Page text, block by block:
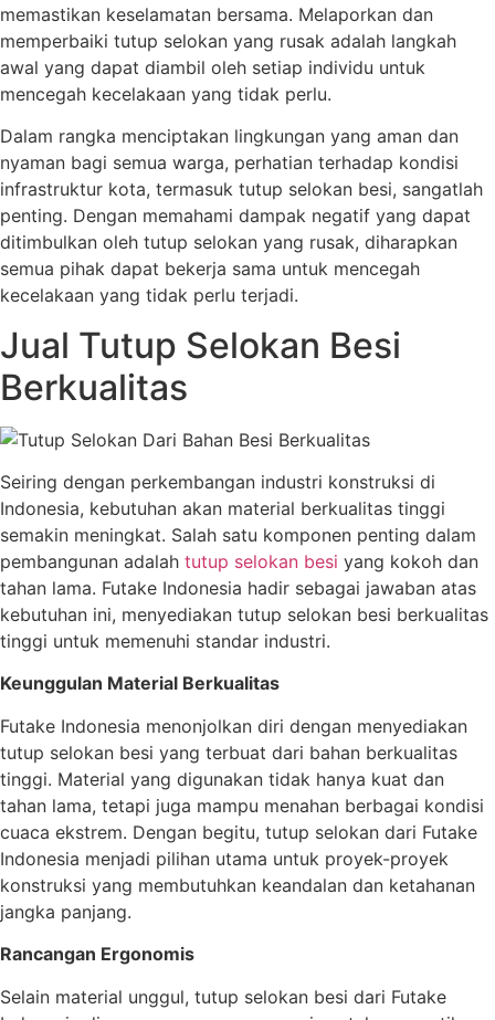
memastikan keselamatan bersama. Melaporkan dan
memperbaiki tutup selokan yang rusak adalah langkah
awal yang dapat diambil oleh setiap individu untuk
mencegah kecelakaan yang tidak perlu.
Dalam rangka menciptakan lingkungan yang aman dan
nyaman bagi semua warga, perhatian terhadap kondisi
infrastruktur kota, termasuk tutup selokan besi, sangatlah
penting. Dengan memahami dampak negatif yang dapat
ditimbulkan oleh tutup selokan yang rusak, diharapkan
semua pihak dapat bekerja sama untuk mencegah
kecelakaan yang tidak perlu terjadi.
Jual Tutup Selokan Besi
Berkualitas
Seiring dengan perkembangan industri konstruksi di
Indonesia, kebutuhan akan material berkualitas tinggi
semakin meningkat. Salah satu komponen penting dalam
pembangunan adalah tutup selokan besi yang kokoh dan
tahan lama. Futake Indonesia hadir sebagai jawaban atas
kebutuhan ini, menyediakan tutup selokan besi berkualitas
tinggi untuk memenuhi standar industri.
Keunggulan Material Berkualitas
Futake Indonesia menonjolkan diri dengan menyediakan
tutup selokan besi yang terbuat dari bahan berkualitas
tinggi. Material yang digunakan tidak hanya kuat dan
tahan lama, tetapi juga mampu menahan berbagai kondisi
cuaca ekstrem. Dengan begitu, tutup selokan dari Futake
Indonesia menjadi pilihan utama untuk proyek-proyek
konstruksi yang membutuhkan keandalan dan ketahanan
jangka panjang.
Rancangan Ergonomis
Selain material unggul, tutup selokan besi dari Futake